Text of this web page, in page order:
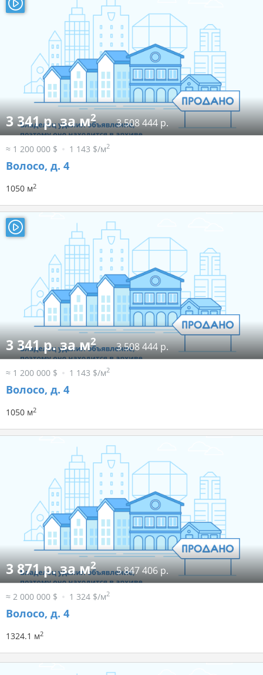
3 341 р. за м2 3 508 444 р.
≈ 1 200 000 $ 1 143 $/м2
Волосо, д. 4
1050 м2
3 341 р. за м2 3 508 444 р.
≈ 1 200 000 $ 1 143 $/м2
Волосо, д. 4
1050 м2
3 871 р. за м2 5 847 406 р.
≈ 2 000 000 $ 1 324 $/м2
Волосо, д. 4
1324.1 м2